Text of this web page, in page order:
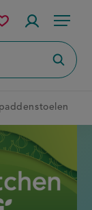
Menu
Mijn
bewaarde